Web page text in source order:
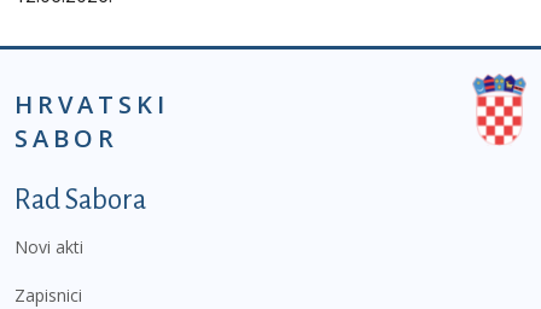
HRVATSKI
SABOR
Podnožje prvi izbornik
Rad Sabora
Novi akti
Zapisnici